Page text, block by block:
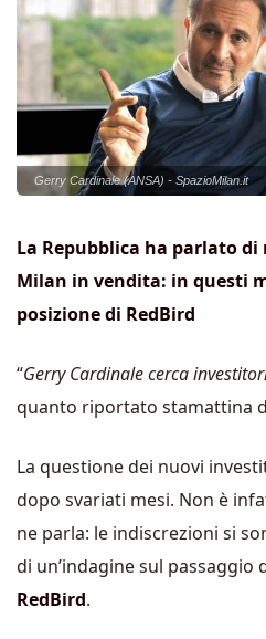
Gerry Cardinale (ANSA) - SpazioMilan.it
La Repubblica ha parlato
Milan in vendita: in questi
posizione di RedBird
“Gerry Cardinale cerca
quanto riportato stamattina
La questione dei nuovi
dopo svariati mesi. Non è
ne parla: le indiscrezioni si
di un’indagine sul passaggio
RedBird.